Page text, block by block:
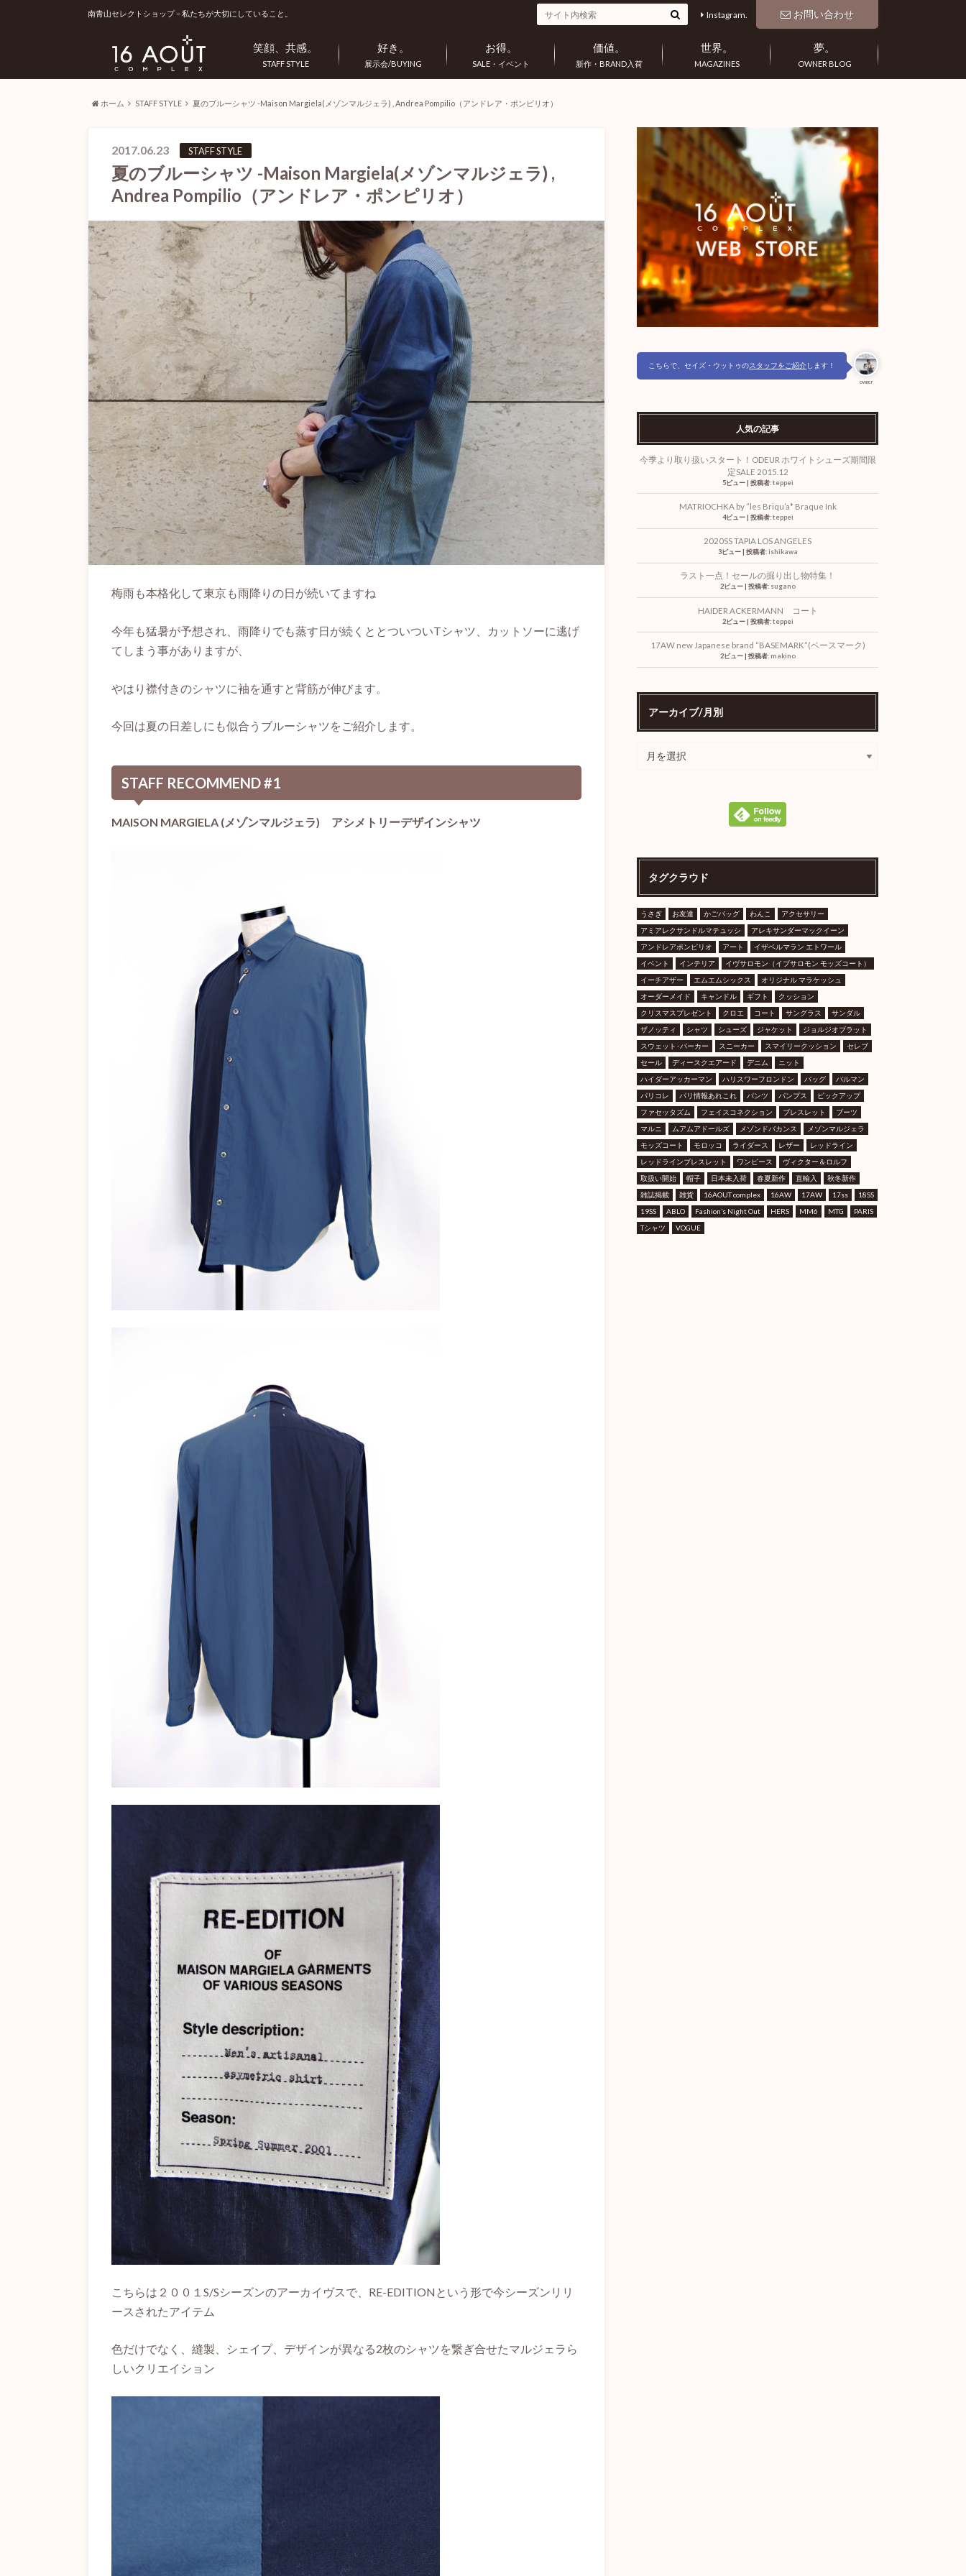
南青山セレクトショップ – 私たちが大切にしていること。 お問い合わせ
Instagram.
STAFF STYLE
笑顔、共感。
展示会/BUYING
好き。
SALE・イベント
お得。
新作・BRAND入荷
価値。
MAGAZINES
世界。
OWNER BLOG
夢。
ホーム STAFF STYLE 夏のブルーシャツ -Maison Margiela(メゾンマルジェラ) , Andrea Pompilio（アンドレア・ポンピリオ）
2017.06.23 STAFF STYLE
夏のブルーシャツ -Maison Margiela(メゾンマルジェラ) ,
Andrea Pompilio（アンドレア・ポンピリオ）
梅雨も本格化して東京も雨降りの日が続いてますね
今年も猛暑が予想され、雨降りでも蒸す日が続くととついついTシャツ、カットソーに逃げ
てしまう事がありますが、
やはり襟付きのシャツに袖を通すと背筋が伸びます。
今回は夏の日差しにも似合うブルーシャツをご紹介します。
STAFF RECOMMEND #1
MAISON MARGIELA (メゾンマルジェラ) アシメトリーデザインシャツ
こちらは２００１S/Sシーズンのアーカイヴスで、RE-EDITIONという形で今シーズンリリ
ースされたアイテム
色だけでなく、縫製、シェイプ、デザインが異なる2枚のシャツを繋ぎ合せたマルジェラら
しいクリエイション
owner
こちらで、セイズ・ウットゥのスタッフをご紹介します！
人気の記事
今季より取り扱いスタート！ODEUR ホワイトシューズ期間限
定SALE 2015.12
5ビュー| 投稿者:teppei
MATRIOCHKA by ”les Briqu’a* Braque Ink
4ビュー| 投稿者:teppei
2020SS TAPIA LOS ANGELES
3ビュー| 投稿者:ishikawa
ラスト一点！セールの掘り出し物特集！
2ビュー| 投稿者: sugano
HAIDER ACKERMANN コート
2ビュー| 投稿者:teppei
17AW new Japanese brand “BASEMARK”(ベースマーク)
2ビュー| 投稿者: makino
アーカイブ/月別
タグクラウド
うさぎ お友達 かごバッグ わんこ
アクセサリー
アミアレクサンドルマテュッシ
アレキサンダーマックイーン
アンドレアポンピリオ
アート
イザベルマラン エトワール
イベント
インテリア
イヴサロモン（イブサロモン モッズコート）
イーチアザー
エムエムシックス
オリジナル マラケッシュ
オーダーメイド
キャンドル ギフト
クッション
クリスマスプレゼント
クロエ コート サングラス
サンダル
ザノッティ
シャツ シューズ ジャケット
ジョルジオブラット
スウェット･パーカー
スニーカー スマイリークッション
セレブ
セール
ディースクエアード デニム
ニット
ハイダーアッカーマン
ハリスワーフロンドン バッグ
バルマン
パリコレ
パリ情報あれこれ パンツ パンプス
ピックアップ
ファセッタズム
フェイスコネクション ブレスレット
ブーツ
マルニ
ムアムアドールズ メゾンドバカンス
メゾンマルジェラ
モッズコート
モロッコ ライダース レザー
レッドライン
レッドラインブレスレット
ワンピース
ヴィクター＆ロルフ
取扱い開始
帽子 日本未入荷 春夏新作 直輸入
秋冬新作
雑誌掲載
雑貨 16AOUT complex 16AW 17AW 17ss
18SS
19SS
ABLO Fashion’s Night Out HERS MM6 MTG
PARIS
Tシャツ
VOGUE